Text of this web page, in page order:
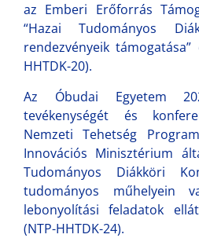
az Emberi Erőforrás
“Hazai Tudományos
rendezvényeik
HHTDK-20).
Az Óbudai Egyetem
tevékenységét és
Nemzeti Tehetség
Innovációs Minisztérium
Tudományos Diákköri
tudományos műhelyein
lebonyolítási feladatok
(NTP-HHTDK-24).